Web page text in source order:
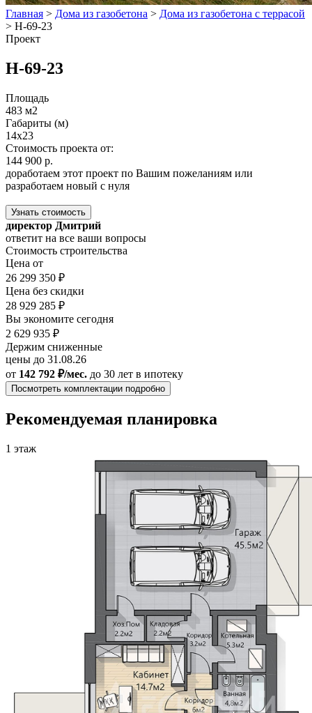
Главная > Дома из газобетона > Дома из газобетона с террасой
> Н-69-23
Проект
Н-69-23
Площадь
483 м2
Габариты (м)
14x23
Стоимость проекта от:
144 900 р.
доработаем этот проект по Вашим пожеланиям или
разработаем новый с нуля
Узнать стоимость
директор Дмитрий
ответит на все ваши вопросы
Стоимость строительства
Цена от
26 299 350 ₽
Цена без скидки
28 929 285 ₽
Вы экономите сегодня
2 629 935 ₽
Держим сниженные
цены до 31.08.26
от 142 792 ₽/мес. до 30 лет в ипотеку
Посмотреть комплектации подробно
Рекомендуемая планировка
1 этаж